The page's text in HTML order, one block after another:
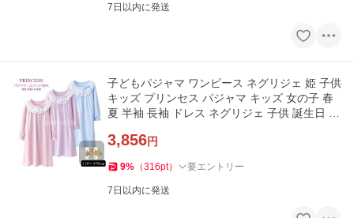
7日以内に発送
子どもパジャマ ワンピース ネグリジェ 姫 子供
キッズ プリンセス パジャマ キッズ 女の子 春
夏 半袖 長袖 ドレス ネグリジェ 子供 誕生日 11
3,856円
9% （316pt） 要エントリー
7日以内に発送